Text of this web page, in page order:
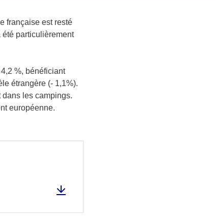
française est resté
été particulièrement
%, bénéficiant
étrangère (- 1,1%).
les campings.
européenne.